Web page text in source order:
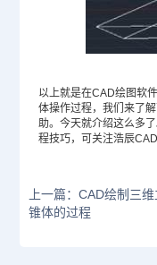
以上就是在CAD绘图软件
体操作过程，我们来了
助。今天就介绍这么多
程技巧，可关注浩辰
上一篇：CAD绘制三
锥体的过程